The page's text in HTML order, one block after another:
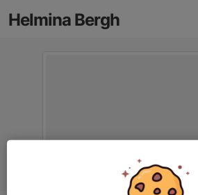
Helmina Bergh